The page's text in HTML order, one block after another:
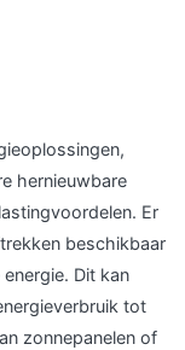
hernieuwbare
Er
beschikbaar
Dit kan
tot
zonnepanelen of